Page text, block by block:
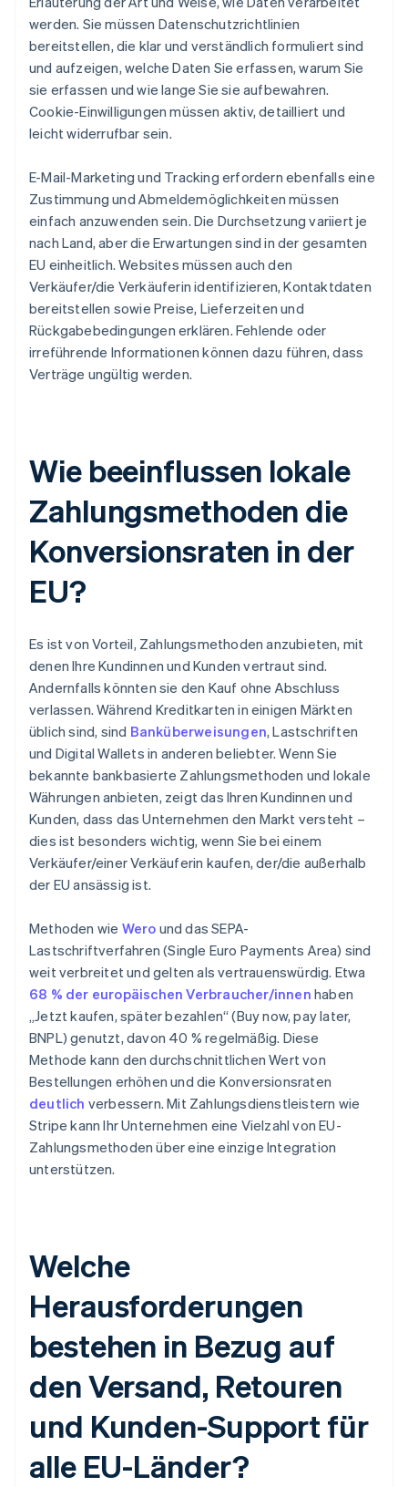
werden. Sie müssen Datenschutzrichtlinien
bereitstellen, die klar und verständlich formuliert sind
und aufzeigen, welche Daten Sie erfassen, warum Sie
sie erfassen und wie lange Sie sie aufbewahren.
Cookie-Einwilligungen müssen aktiv, detailliert und
leicht widerrufbar sein.
E-Mail-Marketing und Tracking erfordern ebenfalls eine
Zustimmung und Abmeldemöglichkeiten müssen
einfach anzuwenden sein. Die Durchsetzung variiert je
nach Land, aber die Erwartungen sind in der gesamten
EU einheitlich. Websites müssen auch den
Verkäufer/die Verkäuferin identifizieren, Kontaktdaten
bereitstellen sowie Preise, Lieferzeiten und
Rückgabebedingungen erklären. Fehlende oder
irreführende Informationen können dazu führen, dass
Verträge ungültig werden.
Wie beeinflussen lokale
Zahlungsmethoden die
Konversionsraten in der
EU?
Es ist von Vorteil, Zahlungsmethoden anzubieten, mit
denen Ihre Kundinnen und Kunden vertraut sind.
Andernfalls könnten sie den Kauf ohne Abschluss
verlassen. Während Kreditkarten in einigen Märkten
üblich sind, sind Banküberweisungen, Lastschriften
und Digital Wallets in anderen beliebter. Wenn Sie
bekannte bankbasierte Zahlungsmethoden und lokale
Währungen anbieten, zeigt das Ihren Kundinnen und
Kunden, dass das Unternehmen den Markt versteht –
dies ist besonders wichtig, wenn Sie bei einem
Verkäufer/einer Verkäuferin kaufen, der/die außerhalb
der EU ansässig ist.
Methoden wie Wero und das SEPA-
Lastschriftverfahren (Single Euro Payments Area) sind
weit verbreitet und gelten als vertrauenswürdig. Etwa
68 % der europäischen Verbraucher/innen haben
„Jetzt kaufen, später bezahlen“ (Buy now, pay later,
BNPL) genutzt, davon 40 % regelmäßig. Diese
Methode kann den durchschnittlichen Wert von
Bestellungen erhöhen und die Konversionsraten
deutlich verbessern. Mit Zahlungsdienstleistern wie
Stripe kann Ihr Unternehmen eine Vielzahl von EU-
Zahlungsmethoden über eine einzige Integration
unterstützen.
Welche
Herausforderungen
bestehen in Bezug auf
den Versand, Retouren
und Kunden-Support für
alle EU-Länder?